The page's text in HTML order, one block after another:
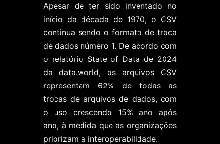
Apesar de ter sido inventado no
início da década de 1970, o CSV
continua sendo o formato de troca
de dados número 1. De acordo com
o relatório State of Data de 2024
da data.world, os arquivos CSV
representam 62% de todas as
trocas de arquivos de dados, com
o uso crescendo 15% ano após
ano, à medida que as organizações
priorizam a interoperabilidade.